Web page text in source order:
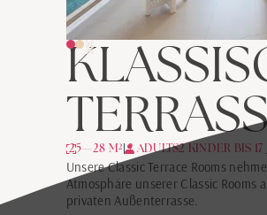
25—28 M² 2 ADULTS2 KINDER BIS 17
Unsere Classic Terrace Rooms
Atmosphäre unserer Classic
privaten Außenterrasse.